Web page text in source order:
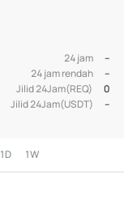
24 jam
--
24 jam rendah
--
Jilid 24Jam(REQ)
0
Jilid 24Jam(USDT)
--
1D 1W